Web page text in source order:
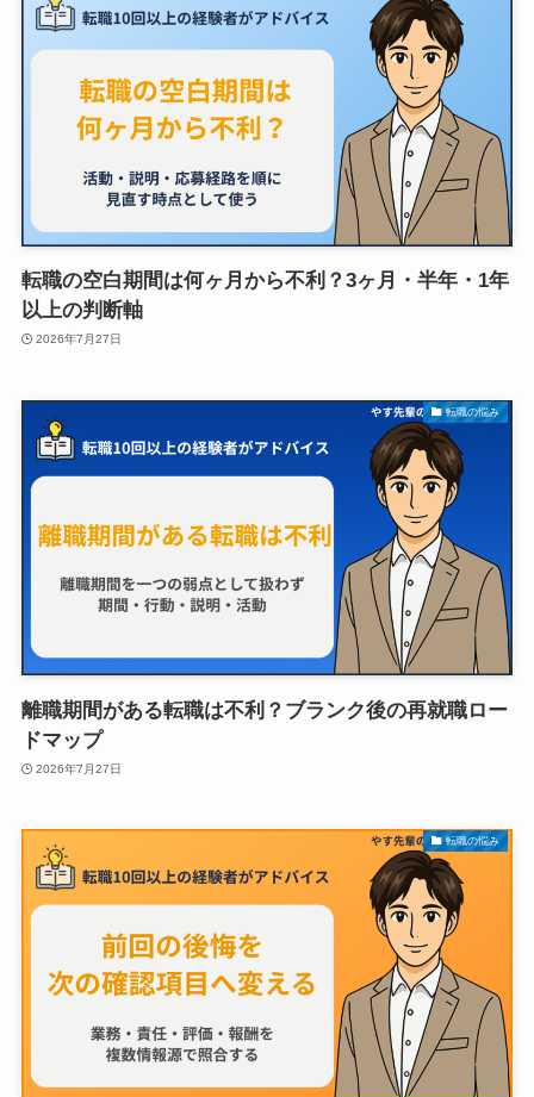
転職の空白期間は何ヶ月から不利？3ヶ月・半年・1年
以上の判断軸
2026年7月27日
転職の悩み
離職期間がある転職は不利？ブランク後の再就職ロー
ドマップ
2026年7月27日
転職の悩み